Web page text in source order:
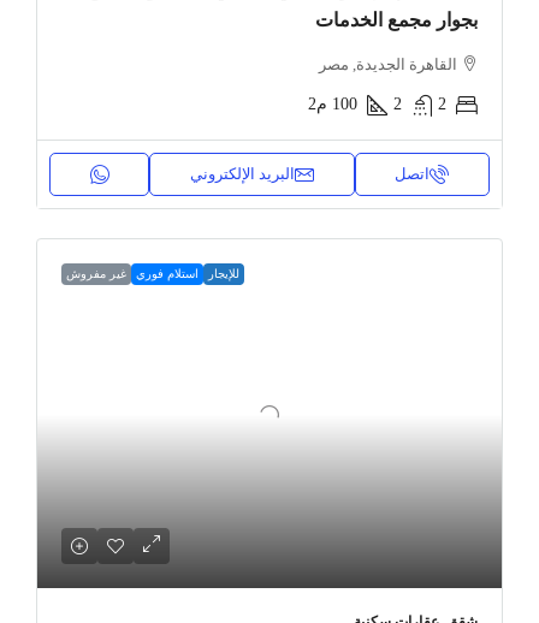
بجوار مجمع الخدمات
القاهرة الجديدة, مصر
2
2
100 م2
اتصل البريد الإلكتروني
للإيجار استلام فوري غير مفروش